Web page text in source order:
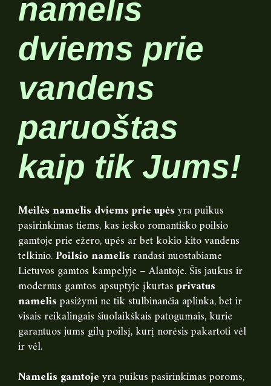
namelis
dviems prie
vandens
paruoštas
kaip tik Jums!
Meilės namelis dviems prie upėsyra puikus
pasirinkimas tiems, kas ieško romantiško poilsio
gamtoje prie ežero, upės ar bet kokio kito vandens
telkinio.Poilsio namelisrandasi nuostabiame
Lietuvos gamtos kampelyje – Alantoje. Šis jaukus ir
modernus gamtos apsuptyje įkurtasprivatus
namelispasižymi ne tik stulbinančia aplinka, bet ir
visais reikalingais šiuolaikškais patogumais, kurie
garantuos jums gilų poilsį, kurį norėsis pakartoti vėl
ir vėl.
Namelis gamtojeyra puikus pasirinkimas poroms,